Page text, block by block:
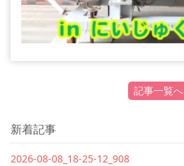
記事一覧へ
新着記事
2026-08-08_18-25-12_908